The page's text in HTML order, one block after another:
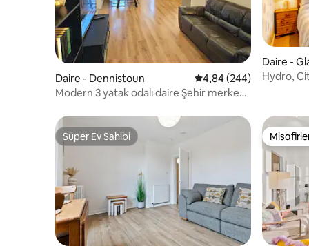
Daire - Dennistoun 5 üzerinden ortalama
4,84 (244)
Modern 3 yatak odalı daire Şehir merkezi
Daire -
zi
Hydro,
Süper Ev Sahibi
Süper Ev Sahibi